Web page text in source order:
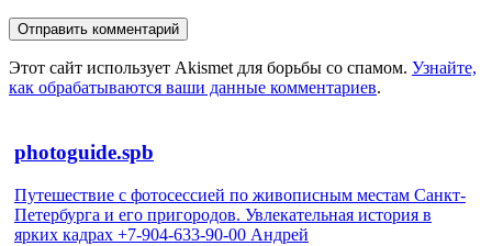
Этот сайт использует Akismet для борьбы со спамом. Узнайте,
как обрабатываются ваши данные комментариев.
photoguide.spb
Путешествие с фотосессией по живописным местам Санкт-
Петербурга и его пригородов. Увлекательная история в
ярких кадрах +7-904-633-90-00 Андрей